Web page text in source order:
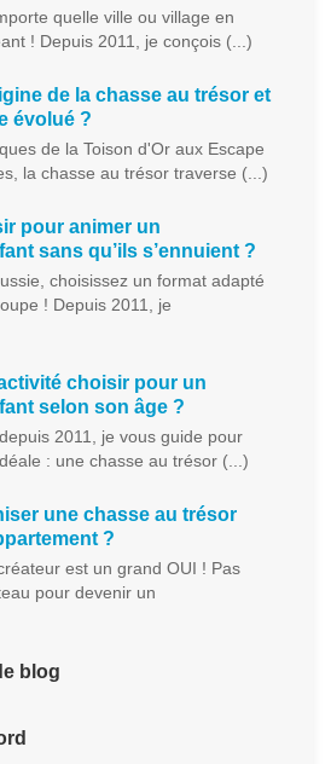
quelle ville ou village en
! Depuis 2011, je conçois (...)
de la chasse au trésor et
évolué ?
de la Toison d'Or aux Escape
la chasse au trésor traverse (...)
pour animer un
sans qu’ils s’ennuient ?
choisissez un format adapté
! Depuis 2011, je
choisir pour un
selon son âge ?
2011, je vous guide pour
: une chasse au trésor (...)
une chasse au trésor
?
est un grand OUI ! Pas
pour devenir un
blog